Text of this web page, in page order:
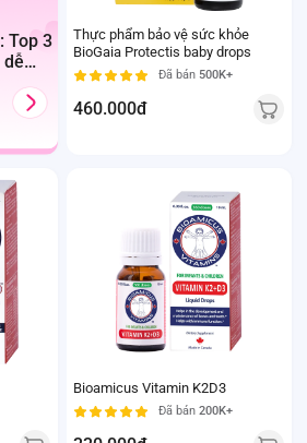
Tinh Dầu Húng Chanh
Minion Gold Có Tốt Không?
Bản Mới Dr.Maya Gold Có
Gì Khác Biệt?
1.2k
Thực phẩm bảo vệ sức khỏe
BioGaia Protectis baby drops
Đã bán 500K+
460.000đ
Bioamicus Vitamin K2D3
Đã bán 200K+